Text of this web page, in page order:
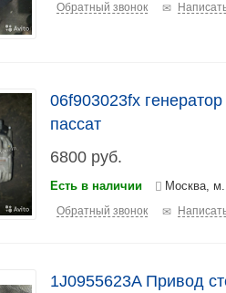
Обратный звонок
06f903023fx
пассат
6800 руб.
Есть в наличии Москва,
Обратный звонок
1J0955623A Привод